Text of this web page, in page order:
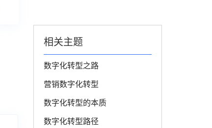
相关主题
数字化转型之路
营销数字化转型
数字化转型的本质
数字化转型路径